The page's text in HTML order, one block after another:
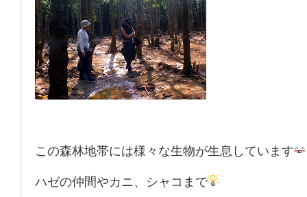
この森林地帯には様々な生物が生息しています
ハゼの仲間やカニ、シャコまで